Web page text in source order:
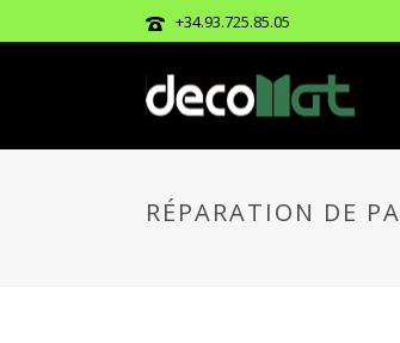
+34.93.725.85.05
RÉPARATION DE